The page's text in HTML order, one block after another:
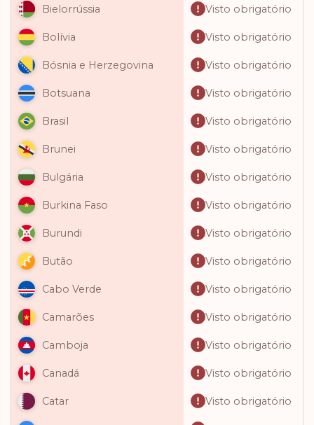
Bielorrússia Visto obrigatório
Bolívia Visto obrigatório
Bósnia e Herzegovina Visto obrigatório
Botsuana Visto obrigatório
Brasil Visto obrigatório
Brunei Visto obrigatório
Bulgária Visto obrigatório
Burkina Faso Visto obrigatório
Burundi Visto obrigatório
Butão Visto obrigatório
Cabo Verde Visto obrigatório
Camarões Visto obrigatório
Camboja Visto obrigatório
Canadá Visto obrigatório
Catar Visto obrigatório